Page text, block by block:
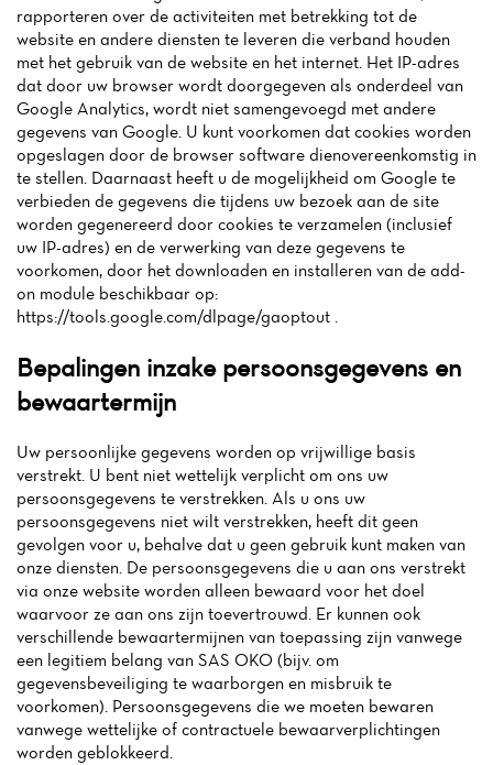
rapporteren over de activiteiten met betrekking tot de
website en andere diensten te leveren die verband houden
met het gebruik van de website en het internet. Het IP-adres
dat door uw browser wordt doorgegeven als onderdeel van
Google Analytics, wordt niet samengevoegd met andere
gegevens van Google. U kunt voorkomen dat cookies worden
opgeslagen door de browser software dienovereenkomstig in
te stellen. Daarnaast heeft u de mogelijkheid om Google te
verbieden de gegevens die tijdens uw bezoek aan de site
worden gegenereerd door cookies te verzamelen (inclusief
uw IP-adres) en de verwerking van deze gegevens te
voorkomen, door het downloaden en installeren van de add-
on module beschikbaar op:
https://tools.google.com/dlpage/gaoptout .
Bepalingen inzake persoonsgegevens en
bewaartermijn
Uw persoonlijke gegevens worden op vrijwillige basis
verstrekt. U bent niet wettelijk verplicht om ons uw
persoonsgegevens te verstrekken. Als u ons uw
persoonsgegevens niet wilt verstrekken, heeft dit geen
gevolgen voor u, behalve dat u geen gebruik kunt maken van
onze diensten. De persoonsgegevens die u aan ons verstrekt
via onze website worden alleen bewaard voor het doel
waarvoor ze aan ons zijn toevertrouwd. Er kunnen ook
verschillende bewaartermijnen van toepassing zijn vanwege
een legitiem belang van SAS OKO (bijv. om
gegevensbeveiliging te waarborgen en misbruik te
voorkomen). Persoonsgegevens die we moeten bewaren
vanwege wettelijke of contractuele bewaarverplichtingen
worden geblokkeerd.
Nieuws
Menu
Beoordelingen